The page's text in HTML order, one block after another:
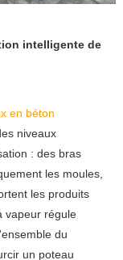
intelligente de
en béton
niveaux
: des bras
les moules,
les produits
vapeur régule
du
un poteau